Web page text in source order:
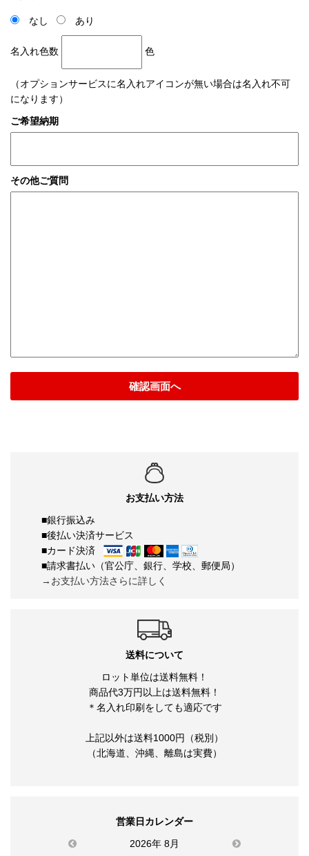
なし あり
名入れ色数 色
（オプションサービスに名入れアイコンが無い場合は名入れ不可
になります）
ご希望納期
その他ご質問
確認画面へ
お支払い方法
■銀行振込み
■後払い決済サービス
■カード決済
■請求書払い（官公庁、銀行、学校、郵便局）
→お支払い方法さらに詳しく
送料について
ロット単位は送料無料！
商品代3万円以上は送料無料！
＊名入れ印刷をしても適応です
上記以外は送料1000円（税別）
（北海道、沖縄、離島は実費）
営業日カレンダー
previous
2026年 8月 next